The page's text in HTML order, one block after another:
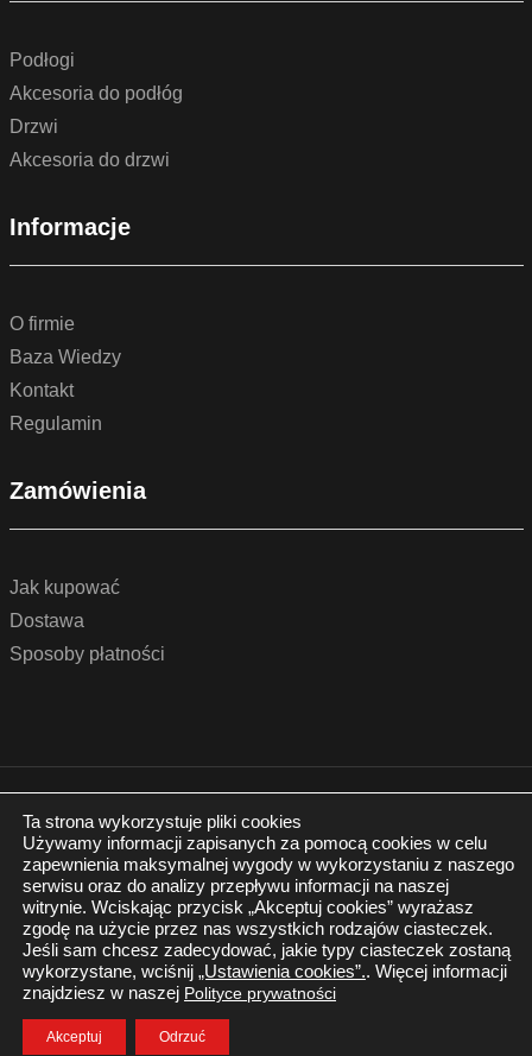
Zaloguj się
Podłogi
Akcesoria do podłóg
Drzwi
Akcesoria do drzwi
Informacje
O firmie
Baza Wiedzy
Kontakt
Regulamin
Zamówienia
Jak kupować
Dostawa
Sposoby płatności
© 2022 by podlogidrzwi.eu
Wszystkie prawa zastrzeżone
Polityka prywatności
Realizacja:
Ta strona wykorzystuje pliki cookies
Używamy informacji zapisanych za pomocą cookies w celu
zapewnienia maksymalnej wygody w wykorzystaniu z naszego
serwisu oraz do analizy przepływu informacji na naszej
witrynie. Wciskając przycisk „Akceptuj cookies” wyrażasz
zgodę na użycie przez nas wszystkich rodzajów ciasteczek.
Jeśli sam chcesz zadecydować, jakie typy ciasteczek zostaną
wykorzystane, wciśnij „Ustawienia cookies”.. Więcej informacji
znajdziesz w naszej Polityce prywatności
Akceptuj Odrzuć